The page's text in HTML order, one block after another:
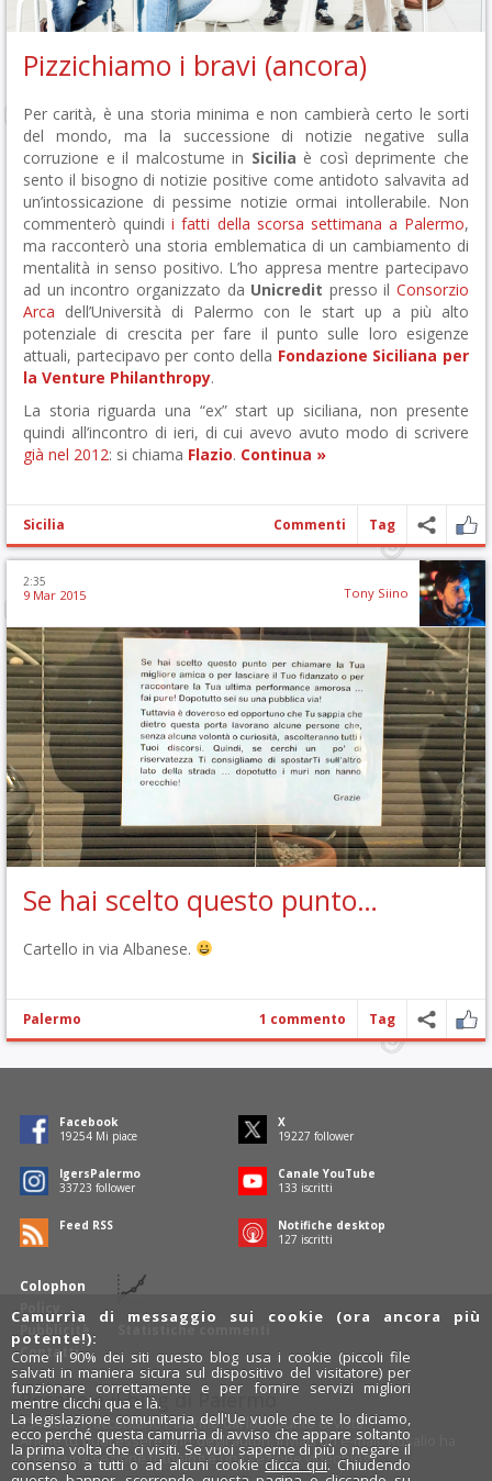
Pizzichiamo i bravi (ancora)
Per carità, è una storia minima e non cambierà certo le sorti
del mondo, ma la successione di notizie negative sulla
corruzione e il malcostume in Sicilia è così deprimente che
sento il bisogno di notizie positive come antidoto salvavita ad
un’intossicazione di pessime notizie ormai intollerabile. Non
commenterò quindii fatti della scorsa settimana a Palermo,
ma racconterò una storia emblematica di un cambiamento di
mentalità in senso positivo. L’ho appresa mentre partecipavo
ad un incontro organizzato da Unicredit presso il Consorzio
Arca dell’Università di Palermo con le start up a più alto
potenziale di crescita per fare il punto sulle loro esigenze
attuali, partecipavo per conto della Fondazione Siciliana per
la Venture Philanthropy.
La storia riguarda una “ex” start up siciliana, non presente
quindi all’incontro di ieri, di cui avevo avuto modo di scrivere
già nel 2012: si chiama Flazio. Continua »
Sicilia Commenti Tag
2:35
9 Mar 2015 Tony Siino
Se hai scelto questo punto…
Cartello in via Albanese.
Palermo 1 commento Tag
Colophon
Policy
Pubblicità
Contatti
Statistiche commenti
Facebook
19629Mi piace
X
19602 follower
IgersPalermo
34382 follower
Canale YouTube
135 iscritti
Feed RSS
Notifiche desktop
129 iscritti
Rosalio è il blog di Palermo
754 autoriraccontano Palermo dal loro punto di vista.
Anche tu puoi essere uno degli autori: inviaci un' e-mail. Rosalio ha
anche una sezionefotobloge una sezionevideoblog.
Camurrìa di messaggio sui cookie (ora ancora più
potente!):
Come il 90% dei siti questo blog usa i cookie (piccoli file
salvati in maniera sicura sul dispositivo del visitatore) per
funzionare correttamente e per fornire servizi migliori
mentre clicchi qua e là.
La legislazione comunitaria dell'Ue vuole che te lo diciamo,
ecco perché questa camurrìa di avviso che appare soltanto
la prima volta che ci visiti. Se vuoi saperne di più o negare il
consenso a tutti o ad alcuni cookie clicca qui. Chiudendo